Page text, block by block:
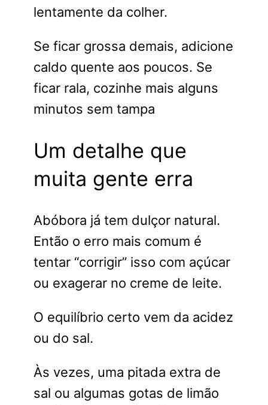
lentamente da colher.
Se ficar grossa demais, adicione
caldo quente aos poucos. Se
ficar rala, cozinhe mais alguns
minutos sem tampa
Um detalhe que
muita gente erra
Abóbora já tem dulçor natural.
Então o erro mais comum é
tentar “corrigir” isso com açúcar
ou exagerar no creme de leite.
O equilíbrio certo vem da acidez
ou do sal.
Às vezes, uma pitada extra de
sal ou algumas gotas de limão